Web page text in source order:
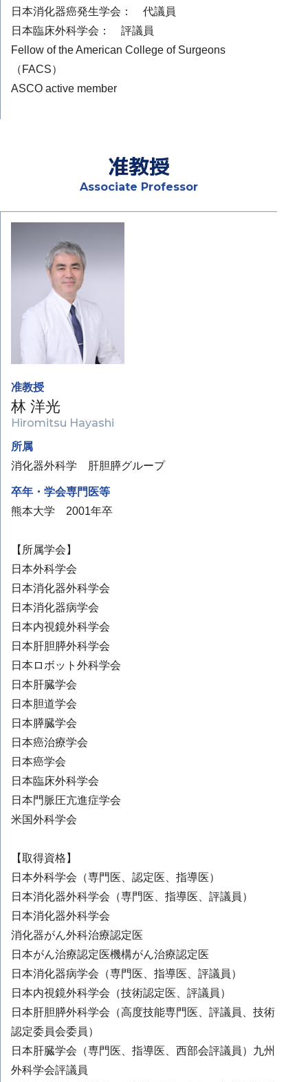
日本消化器癌発生学会： 代議員
日本臨床外科学会： 評議員
Fellow of the American College of Surgeons
（FACS）
ASCO active member
准教授
Associate Professor
准教授
林 洋光
Hiromitsu Hayashi
所属
消化器外科学 肝胆膵グループ
卒年・学会専門医等
熊本大学 2001年卒
【所属学会】
日本外科学会
日本消化器外科学会
日本消化器病学会
日本内視鏡外科学会
日本肝胆膵外科学会
日本ロボット外科学会
日本肝臓学会
日本胆道学会
日本膵臓学会
日本癌治療学会
日本癌学会
日本臨床外科学会
日本門脈圧亢進症学会
米国外科学会
【取得資格】
日本外科学会（専門医、認定医、指導医）
日本消化器外科学会（専門医、指導医、評議員）
日本消化器外科学会
消化器がん外科治療認定医
日本がん治療認定医機構がん治療認定医
日本消化器病学会（専門医、指導医、評議員）
日本内視鏡外科学会（技術認定医、評議員）
日本肝胆膵外科学会（高度技能専門医、評議員、技術
認定委員会委員）
日本肝臓学会（専門医、指導医、西部会評議員）九州
外科学会評議員